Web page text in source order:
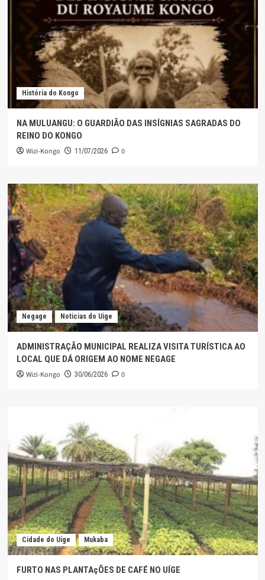
História do Kongo
NA MULUANGU: O GUARDIÃO DAS INSÍGNIAS SAGRADAS DO
REINO DO KONGO
Wizi-Kongo 11/07/2026 0
Negage Noticias do Uige
ADMINISTRAÇÃO MUNICIPAL REALIZA VISITA TURÍSTICA AO
LOCAL QUE DÁ ORIGEM AO NOME NEGAGE
Wizi-Kongo 30/06/2026 0
Cidade do Uíge Mukaba
FURTO NAS PLANTAçÕES DE CAFÉ NO UÍGE